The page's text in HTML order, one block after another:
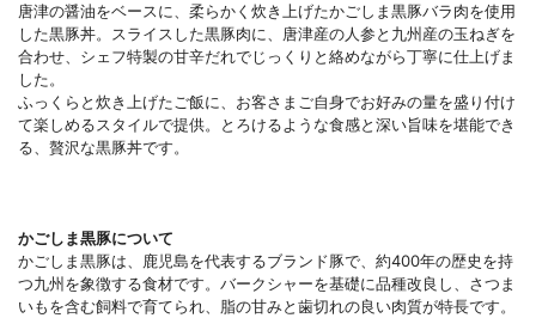
唐津の醤油をベースに、柔らかく炊き上げたかごしま黒豚バラ肉を使用
した黒豚丼。スライスした黒豚肉に、唐津産の人参と九州産の玉ねぎを
合わせ、シェフ特製の甘辛だれでじっくりと絡めながら丁寧に仕上げま
した。
ふっくらと炊き上げたご飯に、お客さまご自身でお好みの量を盛り付け
て楽しめるスタイルで提供。とろけるような食感と深い旨味を堪能でき
る、贅沢な黒豚丼です。
かごしま黒豚について
かごしま黒豚は、鹿児島を代表するブランド豚で、約400年の歴史を持
つ九州を象徴する食材です。バークシャーを基礎に品種改良し、さつま
いもを含む飼料で育てられ、脂の甘みと歯切れの良い肉質が特長です。